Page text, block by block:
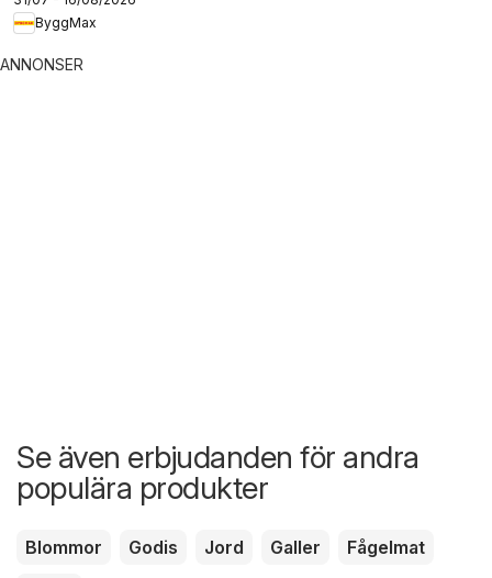
ByggMax
ANNONSER
Se även erbjudanden för andra
populära produkter
Blommor Godis Jord Galler
Fågelmat